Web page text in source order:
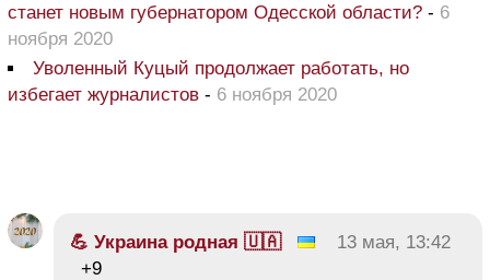
станет новым губернатором Одесской области? - 6
ноября 2020
Уволенный Куцый продолжает работать, но
избегает журналистов - 6 ноября 2020
💪 Украина родная 🇺🇦
13 мая, 13:42
+9